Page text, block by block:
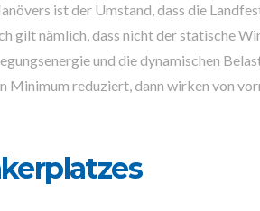
ist der Umstand, dass die
gilt nämlich, dass nicht der statische
und die dynamischen
Minimum reduziert, dann wirken von